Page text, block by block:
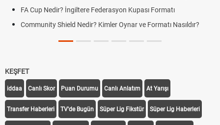
FA Cup Nedir? İngiltere Federasyon Kupası Formatı
Community Shield Nedir? Kimler Oynar ve Formatı Nasıldır?
KEŞFET
iddaa Canlı Skor Puan Durumu Canlı Anlatım At Yarışı